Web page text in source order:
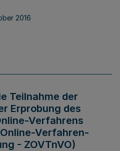
2016
Teilnahme der
Erprobung des
Verfahrens
Verfahren-
- ZOVTnVO)